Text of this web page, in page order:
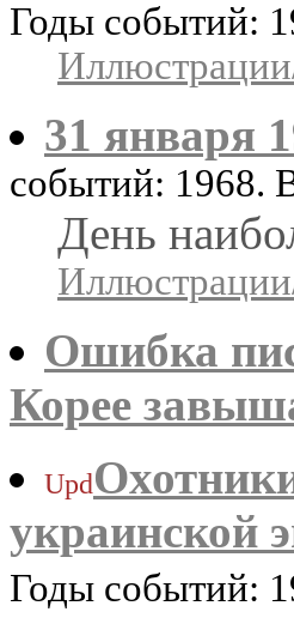
Годы событий:
31 января
событий: 1968.
День
Ошибка
Корее
Upd
украинской
Годы событий: